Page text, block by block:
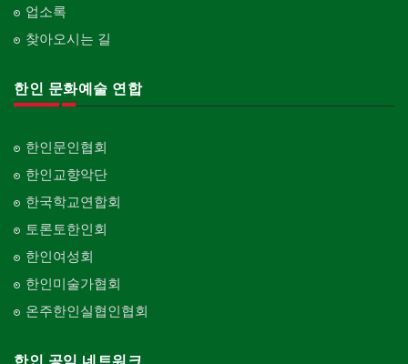
업소록
찾아오시는 길
한인 문화예술 연합
한인문인협회
한인교향악단
한국학교연합회
토론토한인회
한인여성회
한인미술가협회
온주한인실협인협회
한인 공익 네트워크